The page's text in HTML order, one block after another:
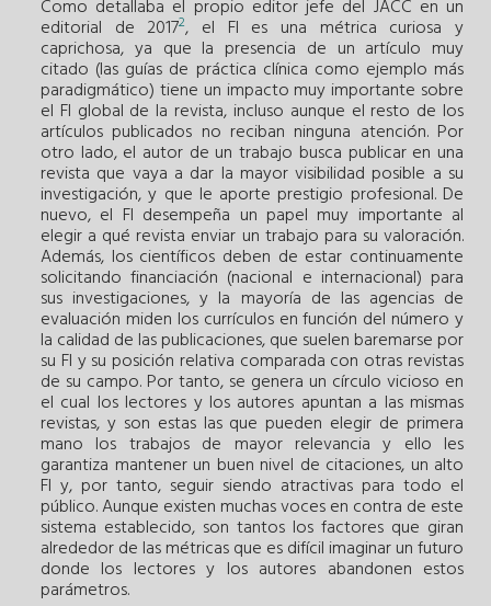
Como detallaba el propio editor jefe del JACC en un
editorial de 20172, el FI es una métrica curiosa y
caprichosa, ya que la presencia de un artículo muy
citado (las guías de práctica clínica como ejemplo más
paradigmático) tiene un impacto muy importante sobre
el FI global de la revista, incluso aunque el resto de los
artículos publicados no reciban ninguna atención. Por
otro lado, el autor de un trabajo busca publicar en una
revista que vaya a dar la mayor visibilidad posible a su
investigación, y que le aporte prestigio profesional. De
nuevo, el FI desempeña un papel muy importante al
elegir a qué revista enviar un trabajo para su valoración.
Además, los científicos deben de estar continuamente
solicitando financiación (nacional e internacional) para
sus investigaciones, y la mayoría de las agencias de
evaluación miden los currículos en función del número y
la calidad de las publicaciones, que suelen baremarse por
su FI y su posición relativa comparada con otras revistas
de su campo. Por tanto, se genera un círculo vicioso en
el cual los lectores y los autores apuntan a las mismas
revistas, y son estas las que pueden elegir de primera
mano los trabajos de mayor relevancia y ello les
garantiza mantener un buen nivel de citaciones, un alto
FI y, por tanto, seguir siendo atractivas para todo el
público. Aunque existen muchas voces en contra de este
sistema establecido, son tantos los factores que giran
alrededor de las métricas que es difícil imaginar un futuro
donde los lectores y los autores abandonen estos
parámetros.